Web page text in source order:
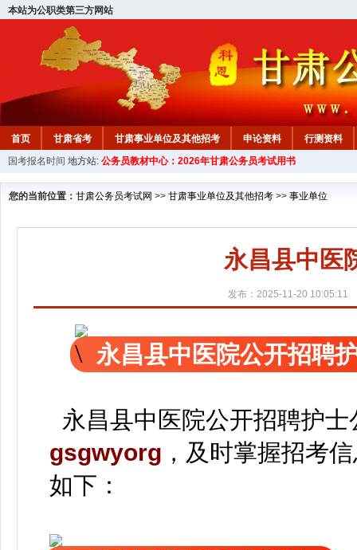
本站为公职类第三方网站
首页 甘肃省考 甘肃事业单位及其他招考 申论资料
行测资料
国考报名时间 地方站: 公务员教材中心：2026年甘肃公务员考试用书
您的当前位置： 甘肃公务员考试网 >> 甘肃事业单位及其他招考 >> 事业单位
永昌县中医
发布：2025-11-20 10:05:11
永昌县中医院公开招聘
永昌县中医院公开招聘护士
gsgwyorg ， 及时掌握招考
如下：